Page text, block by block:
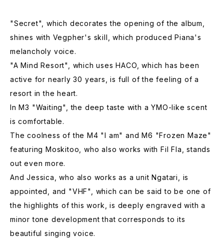
"Secret", which decorates the opening of the album,
shines with Vegpher's skill, which produced Piana's
melancholy voice.
"A Mind Resort", which uses HACO, which has been
active for nearly 30 years, is full of the feeling of a
resort in the heart.
In M3 "Waiting", the deep taste with a YMO-like scent
is comfortable.
The coolness of the M4 "I am" and M6 "Frozen Maze"
featuring Moskitoo, who also works with Fil Fla, stands
out even more.
And Jessica, who also works as a unit Ngatari, is
appointed, and "VHF", which can be said to be one of
the highlights of this work, is deeply engraved with a
minor tone development that corresponds to its
beautiful singing voice.